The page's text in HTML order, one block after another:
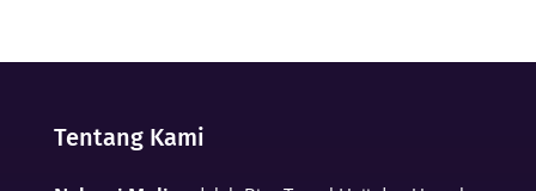
Tentang Kami